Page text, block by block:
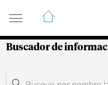
Guía de
Buscador de